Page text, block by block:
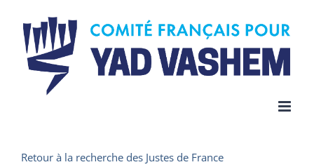
content
Retour à la recherche des Justes de France